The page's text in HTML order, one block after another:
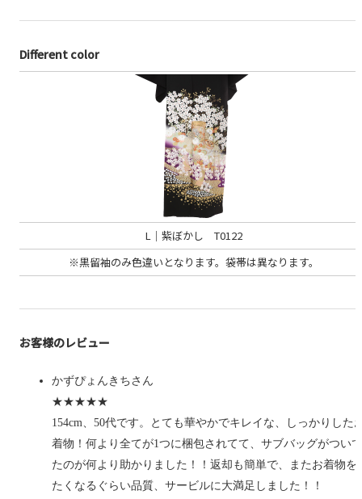
Different color
L│紫ぼかし T0122
※黒留袖のみ色違いとなります。袋帯は異なります。
お客様のレビュー
かずぴょんきちさん
★★★★★
154cm、50代です。とても華やかでキレイな、しっかりした
着物！何より全てが1つに梱包されてて、サブバッグがついて
たのが何より助かりました！！返却も簡単で、またお着物を
たくなるぐらい品質、サービルに大満足しました！！